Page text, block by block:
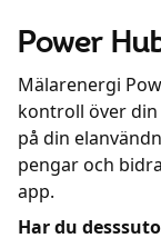
Avbrott
Power
Mälarenergi
kontroll över
på din
pengar och
app.
Har du